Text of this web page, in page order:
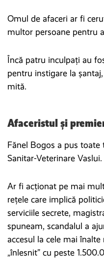
Omul de afaceri ar fi
multor persoane pentru
Încă patru inculpați au
pentru instigare la
mită.
Afaceristul și
Fănel Bogos a pus
Sanitar-Veterinare Vaslui.
Ar fi acționat pe mai
rețele care implică
serviciile secrete,
spuneam, scandalul a
accesul la cele mai
„înlesnit” cu peste